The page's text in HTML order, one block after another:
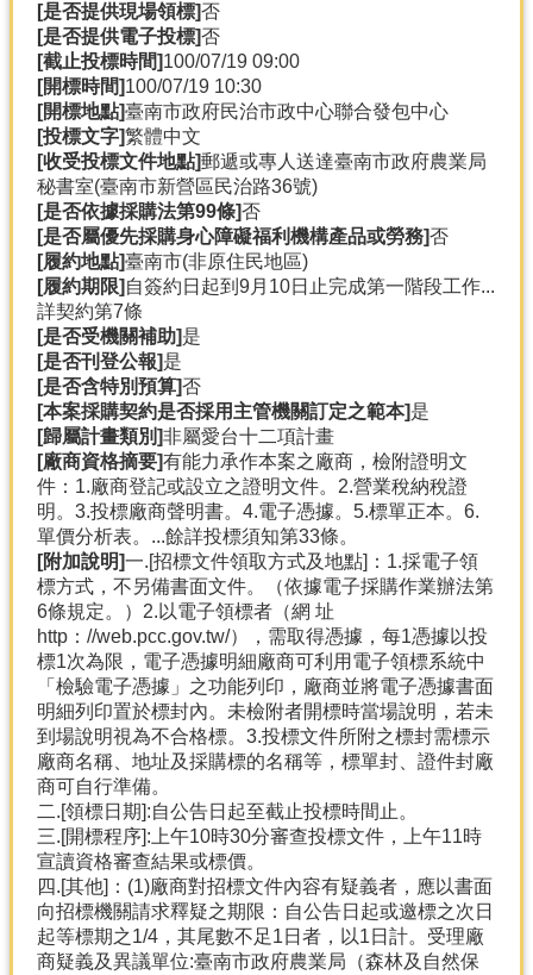
[是否提供現場領標]否
[是否提供電子投標]否
[截止投標時間]100/07/19 09:00
[開標時間]100/07/19 10:30
[開標地點]臺南市政府民治市政中心聯合發包中心
[投標文字]繁體中文
[收受投標文件地點]郵遞或專人送達臺南市政府農業局
秘書室(臺南市新營區民治路36號)
[是否依據採購法第99條]否
[是否屬優先採購身心障礙福利機構產品或勞務]否
[履約地點]臺南市(非原住民地區)
[履約期限] 自簽約日起到9月10日止完成第一階段工作...
詳契約第7條
[是否受機關補助]是
[是否刊登公報]是
[是否含特別預算]否
[本案採購契約是否採用主管機關訂定之範本]是
[歸屬計畫類別]非屬愛台十二項計畫
[廠商資格摘要]有能力承作本案之廠商，檢附證明文
件：1.廠商登記或設立之證明文件。2.營業稅納稅證
明。3.投標廠商聲明書。4.電子憑據。5.標單正本。6.
單價分析表。...餘詳投標須知第33條。
[附加說明]一.[招標文件領取方式及地點]：1.採電子領
標方式，不另備書面文件。（依據電子採購作業辦法第
6條規定。）2.以電子領標者（網 址
http：//web.pcc.gov.tw/），需取得憑據，每1憑據以投
標1次為限，電子憑據明細廠商可利用電子領標系統中
「檢驗電子憑據」之功能列印，廠商並將電子憑據書面
明細列印置於標封內。未檢附者開標時當場說明，若未
到場說明視為不合格標。3.投標文件所附之標封需標示
廠商名稱、地址及採購標的名稱等，標單封、證件封廠
商可自行準備。
二.[領標日期]:自公告日起至截止投標時間止。
三.[開標程序]:上午10時30分審查投標文件，上午11時
宣讀資格審查結果或標價。
四.[其他]：(1)廠商對招標文件內容有疑義者，應以書面
向招標機關請求釋疑之期限：自公告日起或邀標之次日
起等標期之1/4，其尾數不足1日者，以1日計。受理廠
商疑義及異議單位:臺南市政府農業局（森林及自然保